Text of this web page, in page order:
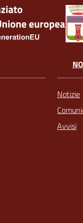
Notizie
Avvisi